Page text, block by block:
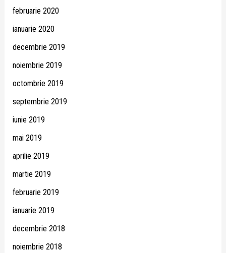
februarie 2020
ianuarie 2020
decembrie 2019
noiembrie 2019
octombrie 2019
septembrie 2019
iunie 2019
mai 2019
aprilie 2019
martie 2019
februarie 2019
ianuarie 2019
decembrie 2018
noiembrie 2018